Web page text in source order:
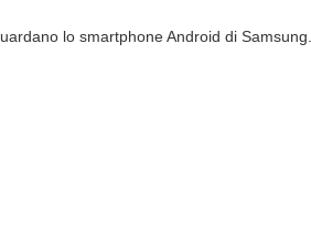
lo smartphone Android di Samsung.